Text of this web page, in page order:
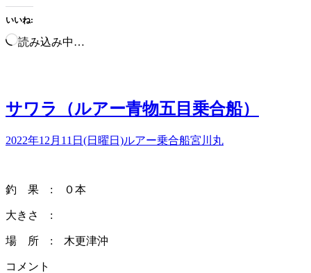
いいね:
読み込み中…
サワラ（ルアー青物五目乗合船）
2022年12月11日(日曜日)ルアー乗合船宮川丸
釣 果 : ０本
大きさ :
場 所 : 木更津沖
コメント